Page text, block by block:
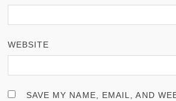
WEBSITE
SAVE MY NAME, EMAIL, AND